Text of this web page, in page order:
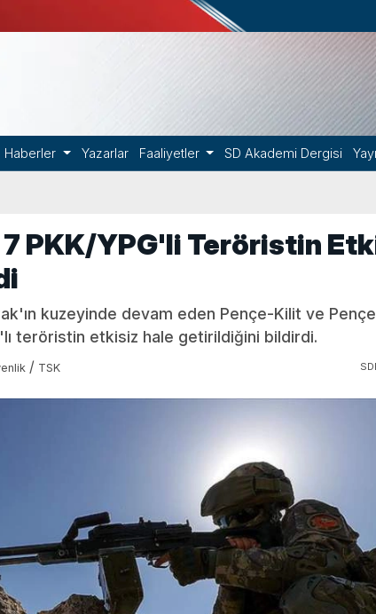
Haberler Yazarlar Faaliyetler SD Akademi Dergisi
PKK/YPG'li Teröristin
kuzeyinde devam eden Pençe-Kilit ve
teröristin etkisiz hale getirildiğini bildirdi.
/ TSK